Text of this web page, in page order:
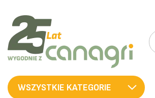
WSZYSTKIE KATEGORIE